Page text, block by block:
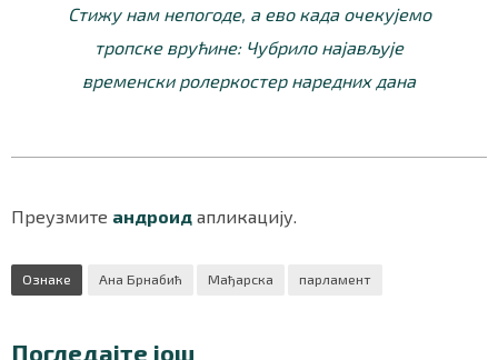
Стижу нам непогоде, а ево када очекујемо
тропске врућине: Чубрило најављује
временски ролеркостер наредних дана
Преузмите андроид апликацију.
Ознаке Ана Брнабић Мађарска парламент
Погледајте још
Маркетинг Услови коришћења Политика